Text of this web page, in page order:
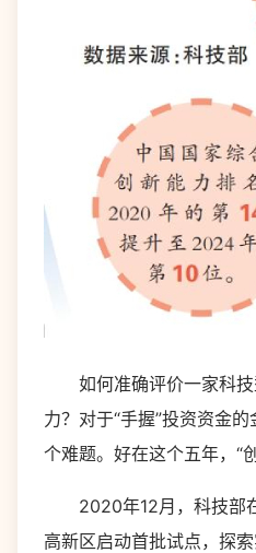
如何准确评价一家科技
力？对于“手握”投资资金
个难题。好在这个五年，“
2020年12月，科技部
高新区启动首批试点，探